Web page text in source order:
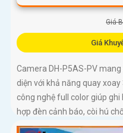
Giá
Giá
Camera DH-P5AS-PV
diện với khả năng quay
công nghệ full color giúp
hợp đèn cảnh báo, còi hú
30m, khe thẻ nhớ đến